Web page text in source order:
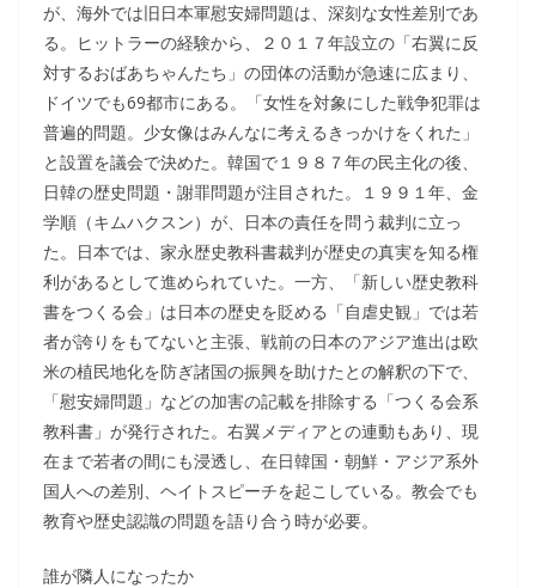
が、海外では旧日本軍慰安婦問題は、深刻な女性差別であ
る。ヒットラーの経験から、２０１７年設立の「右翼に反
対するおばあちゃんたち」の団体の活動が急速に広まり、
ドイツでも69都市にある。「女性を対象にした戦争犯罪は
普遍的問題。少女像はみんなに考えるきっかけをくれた」
と設置を議会で決めた。韓国で１９８７年の民主化の後、
日韓の歴史問題・謝罪問題が注目された。１９９１年、金
学順（キムハクスン）が、日本の責任を問う裁判に立っ
た。日本では、家永歴史教科書裁判が歴史の真実を知る権
利があるとして進められていた。一方、「新しい歴史教科
書をつくる会」は日本の歴史を貶める「自虐史観」では若
者が誇りをもてないと主張、戦前の日本のアジア進出は欧
米の植民地化を防ぎ諸国の振興を助けたとの解釈の下で、
「慰安婦問題」などの加害の記載を排除する「つくる会系
教科書」が発行された。右翼メディアとの連動もあり、現
在まで若者の間にも浸透し、在日韓国・朝鮮・アジア系外
国人への差別、ヘイトスピーチを起こしている。教会でも
教育や歴史認識の問題を語り合う時が必要。
誰が隣人になったか